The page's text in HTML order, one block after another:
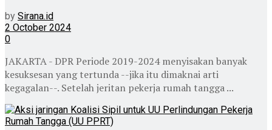
by Sirana.id
2 October 2024
0
JAKARTA - DPR Periode 2019-2024 menyisakan banyak
kesuksesan yang tertunda --jika itu dimaknai arti
kegagalan--. Setelah jeritan pekerja rumah tangga ...